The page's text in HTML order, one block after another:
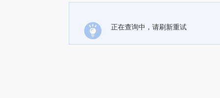
正在查询中，请刷新重试